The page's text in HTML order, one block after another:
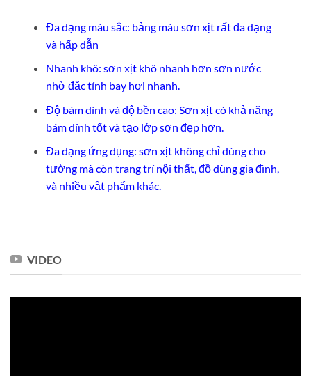
Đa dạng màu sắc: bảng màu sơn xịt rất đa dạng
và hấp dẫn
Nhanh khô: sơn xịt khô nhanh hơn sơn nước
nhờ đặc tính bay hơi nhanh.
Độ bám dính và độ bền cao: Sơn xịt có khả năng
bám dính tốt và tạo lớp sơn đẹp hơn.
Đa dạng ứng dụng: sơn xịt không chỉ dùng cho
tường mà còn trang trí nội thất, đồ dùng gia đình,
và nhiều vật phẩm khác.
VIDEO